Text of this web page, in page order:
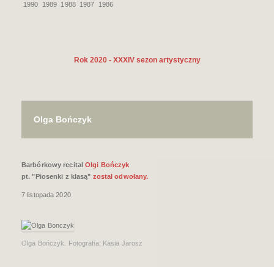
1990 1989 1988 1987 1986
Rok 2020 - XXXIV sezon artystyczny
Olga Bończyk
Barbórkowy recitalOlgi Bończyk
pt. "Piosenki z klasą" zostal odwołany.
7 listopada 2020
Olga Bończyk. Fotografia: Kasia Jarosz